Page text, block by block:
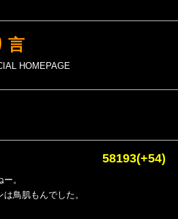
言
HOMEPAGE
58193(+54)
。
鳥肌もんでした。